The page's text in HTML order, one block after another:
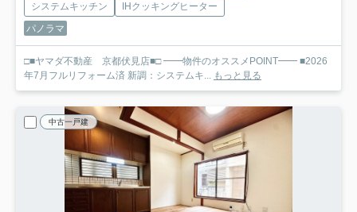
システムキッチン
IHクッキングヒーター
パノラマ
□■ヤマダ不動産 京都伏見店■□ ━━物件のオススメPOINT━━ ■2026
年7月フルリフォーム済 新調：システムキ... もっと見る
中古一戸建